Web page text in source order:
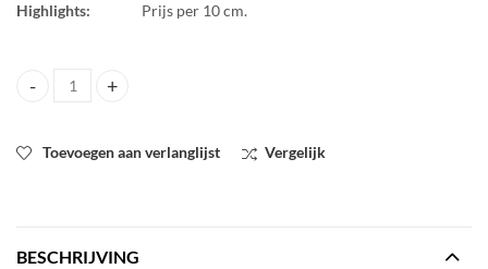
Highlights: Prijs per 10 cm.
Jacquard in aqua quantity
Toevoegen aan verlanglijst Vergelijk
BESCHRIJVING